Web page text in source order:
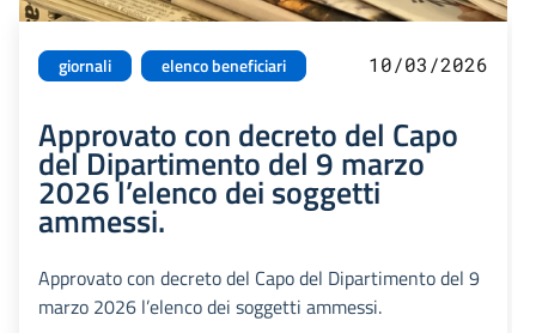
giornali elenco beneficiari 10/03/2026
Approvato con decreto del Capo
del Dipartimento del 9 marzo
2026 l’elenco dei soggetti
ammessi.
Approvato con decreto del Capo del Dipartimento del 9
marzo 2026 l’elenco dei soggetti ammessi.